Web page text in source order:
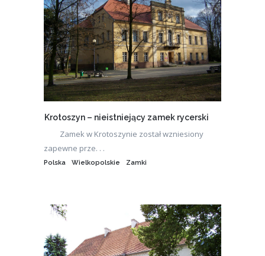
Krotoszyn – nieistniejący zamek rycerski
Zamek w Krotoszynie został wzniesiony
zapewne prze. . .
Polska Wielkopolskie Zamki